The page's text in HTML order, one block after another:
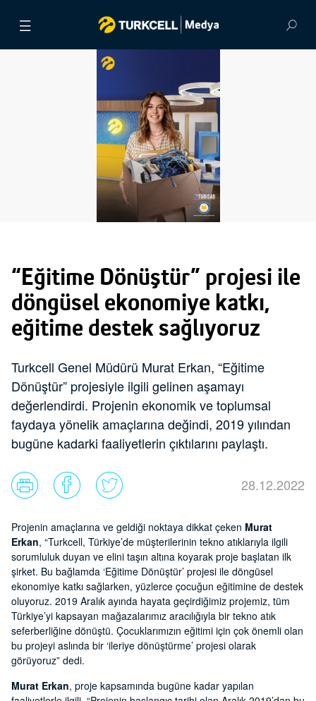
BASIN BÜLTENLERİ
“Eğitime Dönüştür” projesi ile
döngüsel ekonomiye katkı,
eğitime destek sağlıyoruz
Turkcell Genel Müdürü Murat Erkan, “Eğitime
Dönüştür” projesiyle ilgili gelinen aşamayı
değerlendirdi. Projenin ekonomik ve toplumsal
faydaya yönelik amaçlarına değindi, 2019 yılından
bugüne kadarki faaliyetlerin çıktılarını paylaştı.
28.12.2022
Projenin amaçlarına ve geldiği noktaya dikkat çeken Murat
Erkan, “Turkcell, Türkiye’de müşterilerinin tekno atıklarıyla ilgili
sorumluluk duyan ve elini taşın altına koyarak proje başlatan ilk
şirket. Bu bağlamda ‘Eğitime Dönüştür’ projesi ile döngüsel
ekonomiye katkı sağlarken, yüzlerce çocuğun eğitimine de destek
oluyoruz. 2019 Aralık ayında hayata geçirdiğimiz projemiz, tüm
Türkiye’yi kapsayan mağazalarımız aracılığıyla bir tekno atık
seferberliğine dönüştü. Çocuklarımızın eğitimi için çok önemli olan
bu projeyi aslında bir ‘ileriye dönüştürme’ projesi olarak
görüyoruz” dedi.
Murat Erkan, proje kapsamında bugüne kadar yapılan